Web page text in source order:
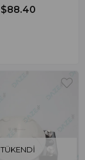
$88.40
TÜKENDI